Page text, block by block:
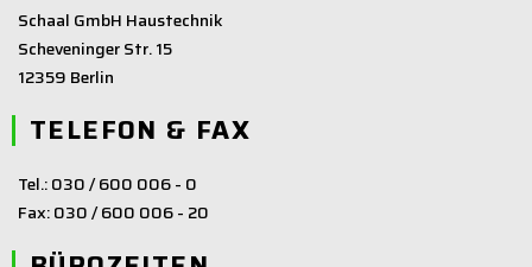
Schaal GmbH Haustechnik
Scheveninger Str. 15
12359 Berlin
TELEFON & FAX
Tel.: 030 / 600 006 - 0
Fax: 030 / 600 006 - 20